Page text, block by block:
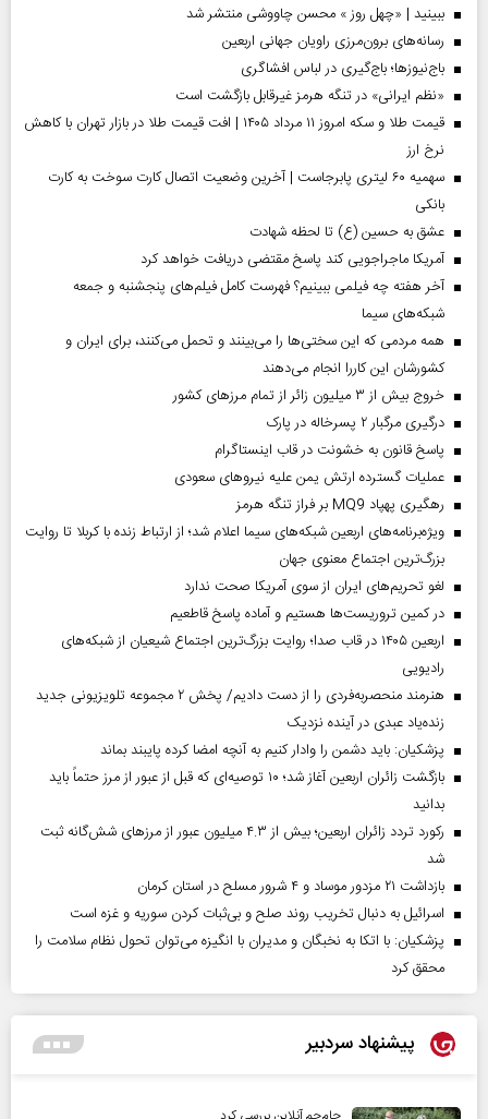
ببینید | «چهل روز » محسن چاووشی منتشر شد
رسانه‌های برون‌مرزی راویان جهانی اربعین
باج‌نیوزها؛ باج‌گیری در لباس افشاگری
«نظم ایرانی» در تنگه هرمز غیرقابل بازگشت است
قیمت طلا و سکه امروز ۱۱ مرداد ۱۴۰۵ | افت قیمت طلا در بازار تهران با کاهش
نرخ ارز
سهمیه ۶۰ لیتری پابرجاست | آخرین وضعیت اتصال کارت سوخت به کارت
بانکی
عشق به حسین (ع) تا لحظه شهادت
آمریکا ماجراجویی کند پاسخ مقتضی دریافت خواهد کرد
آخر هفته چه فیلمی ببینیم؟ فهرست کامل فیلم‌های پنجشنبه و جمعه
شبکه‌های سیما
همه مردمی که این سختی‌ها را می‌بینند و تحمل می‌کنند، برای ایران و
کشورشان این کاررا انجام می‌دهند
خروج بیش از ۳ میلیون زائر از تمام مرز‌های کشور
درگیری مرگبار ۲ پسرخاله در پارک
پاسخ قانون به خشونت در قاب اینستاگرام
عملیات گسترده ارتش یمن علیه نیروهای سعودی
رهگیری پهپاد MQ9 بر فراز تنگه هرمز
ویژه‌برنامه‌های اربعین شبکه‌های سیما اعلام شد؛ از ارتباط زنده با کربلا تا روایت
بزرگ‌ترین اجتماع معنوی جهان
لغو تحریم‌های ایران از سوی آمریکا صحت ندارد
در کمین تروریست‌ها هستیم و آماده پاسخ قاطعیم
اربعین ۱۴۰۵ در قاب صدا؛ روایت بزرگ‌ترین اجتماع شیعیان از شبکه‌های
رادیویی
هنرمند منحصر‌به‌فردی را از دست دادیم/ پخش ۲ مجموعه تلویزیونی جدید
زنده‌یاد عبدی در آینده نزدیک
پزشکیان: باید دشمن را وادار کنیم به آنچه امضا کرده پایبند بماند
بازگشت زائران اربعین آغاز شد؛ ۱۰ توصیه‌ای که قبل از عبور از مرز حتماً باید
بدانید
رکورد تردد زائران اربعین؛ بیش از ۴.۳ میلیون عبور از مرزهای شش‌گانه ثبت
شد
بازداشت ۲۱ مزدور موساد و ۴ شرور مسلح در استان کرمان
اسرائیل به دنبال تخریب روند صلح و بی‌ثبات کردن سوریه و غزه است
پزشکیان: با اتکا به نخبگان و مدیران با انگیزه می‌توان تحول نظام سلامت را
محقق کرد
پیشنهاد سردبیر